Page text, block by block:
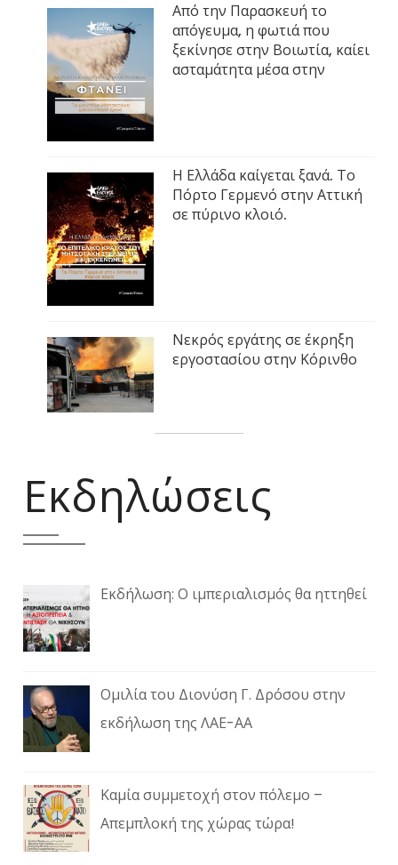
Από την Παρασκευή το
απόγευμα, η φωτιά που
ξεκίνησε στην Βοιωτία, καίει
ασταμάτητα μέσα στην
Η Ελλάδα καίγεται ξανά. Το
Πόρτο Γερμενό στην Αττική
σε πύρινο κλοιό.
Νεκρός εργάτης σε έκρηξη
εργοστασίου στην Κόρινθο
Εκδηλώσεις
Εκδήλωση: Ο ιμπεριαλισμός θα ηττηθεί
Ομιλία του Διονύση Γ. Δρόσου στην
εκδήλωση της ΛΑΕ-ΑΑ
Καμία συμμετοχή στον πόλεμο –
Απεμπλοκή της χώρας τώρα!